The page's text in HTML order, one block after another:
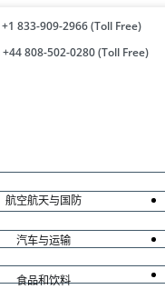
+1 833-909-2966 (Toll Free)
+44 808-502-0280 (Toll Free)
航空航天与国防
汽车与运输
食品和饮料